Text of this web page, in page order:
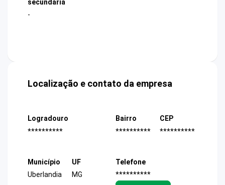
secundária
-
Localização e contato da empresa
Logradouro
**********
Bairro
**********
CEP
**********
Município
Uberlandia
UF
MG
Telefone
**********